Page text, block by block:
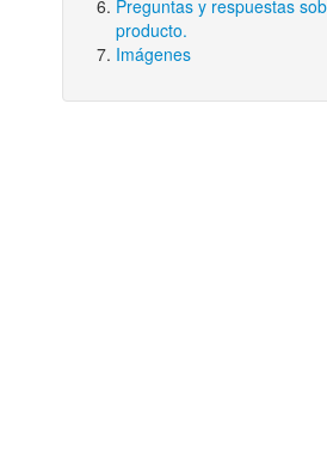
Preguntas y respuestas
producto.
Imágenes